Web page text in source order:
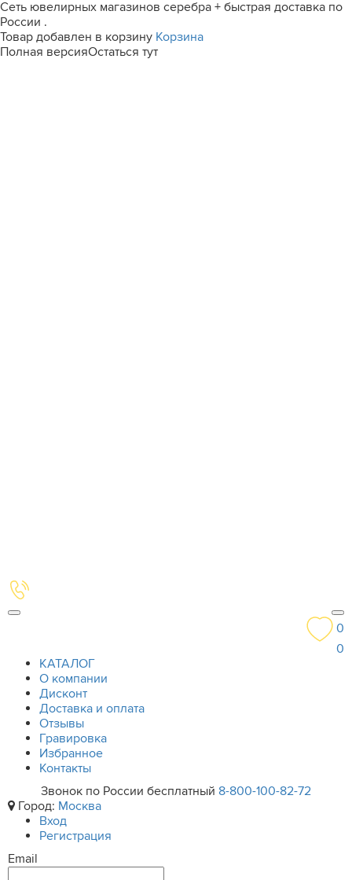
Сеть ювелирных магазинов серебра + быстрая доставка по
России .
Товар добавлен в корзину Корзина
Полная версияОстаться тут
0
0
КАТАЛОГ
О компании
Дисконт
Доставка и оплата
Отзывы
Гравировка
Избранное
Контакты
Звонок по России бесплатный 8-800-100-82-72
Город: Москва
Вход
Регистрация
Email